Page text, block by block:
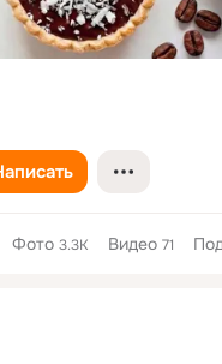
Фото 3.3K Видео 71